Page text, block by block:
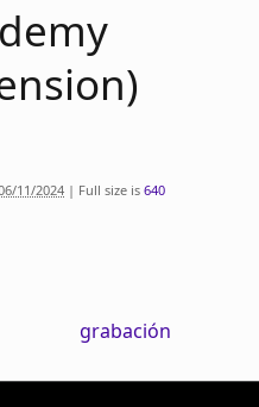
11/2024 | Full size is 640
grabación